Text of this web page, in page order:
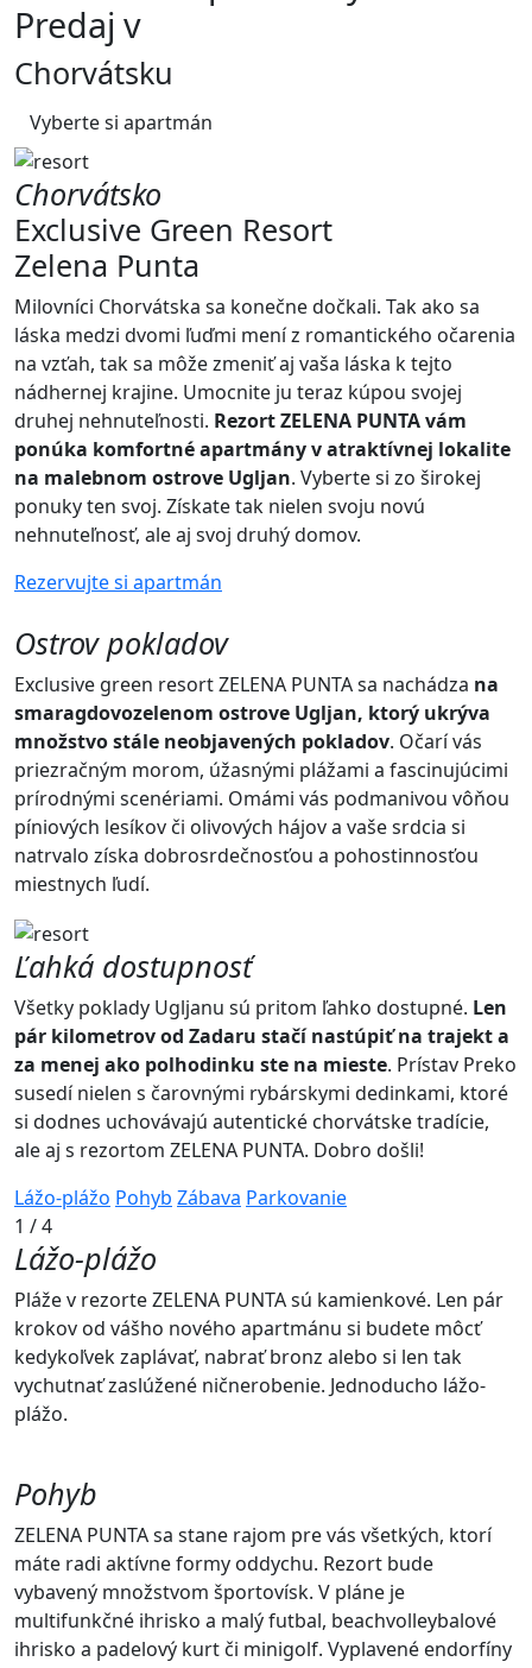
Predaj v
Chorvátsku
Vyberte si apartmán
Chorvátsko
Exclusive Green Resort
Zelena Punta
Milovníci Chorvátska sa konečne dočkali. Tak ako sa
láska medzi dvomi ľuďmi mení z romantického očarenia
na vzťah, tak sa môže zmeniť aj vaša láska k tejto
nádhernej krajine. Umocnite ju teraz kúpou svojej
druhej nehnuteľnosti. Rezort ZELENA PUNTA vám
ponúka komfortné apartmány v atraktívnej lokalite
na malebnom ostrove Ugljan. Vyberte si zo širokej
ponuky ten svoj. Získate tak nielen svoju novú
nehnuteľnosť, ale aj svoj druhý domov.
Rezervujte si apartmán
Ostrov pokladov
Exclusive green resort ZELENA PUNTA sa nachádza na
smaragdovozelenom ostrove Ugljan, ktorý ukrýva
množstvo stále neobjavených pokladov. Očarí vás
priezračným morom, úžasnými plážami a fascinujúcimi
prírodnými scenériami. Omámi vás podmanivou vôňou
píniových lesíkov či olivových hájov a vaše srdcia si
natrvalo získa dobrosrdečnosťou a pohostinnosťou
miestnych ľudí.
Ľahká dostupnosť
Všetky poklady Ugljanu sú pritom ľahko dostupné. Len
pár kilometrov od Zadaru stačí nastúpiť na trajekt a
za menej ako polhodinku ste na mieste. Prístav Preko
susedí nielen s čarovnými rybárskymi dedinkami, ktoré
si dodnes uchovávajú autentické chorvátske tradície,
ale aj s rezortom ZELENA PUNTA. Dobro došli!
Lážo-plážo Pohyb Zábava Parkovanie
1 /4
Lážo-plážo
Pláže v rezorte ZELENA PUNTA sú kamienkové. Len pár
krokov od vášho nového apartmánu si budete môcť
kedykoľvek zaplávať, nabrať bronz alebo si len tak
vychutnať zaslúžené ničnerobenie. Jednoducho lážo-
plážo.
Pohyb
ZELENA PUNTA sa stane rajom pre vás všetkých, ktorí
máte radi aktívne formy oddychu. Rezort bude
vybavený množstvom športovísk. V pláne je
multifunkčné ihrisko a malý futbal, beachvolleybalové
ihrisko a padelový kurt či minigolf. Vyplavené endorfíny